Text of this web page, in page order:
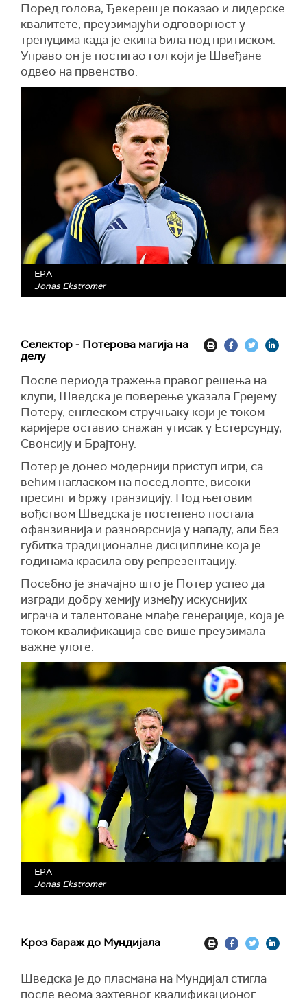
Поред голова, Ђекереш је показао и лидерске
квалитете, преузимајући одговорност у
тренуцима када је екипа била под притиском.
Управо он је постигао гол који је Швеђане
одвео на првенство.
EPA
Jonas Ekstromer
Селектор - Потерова магија на
делу
После периода тражења правог решења на
клупи, Шведска је поверење указала Грејему
Потеру, енглеском стручњаку који је током
каријере оставио снажан утисак у Естерсунду,
Свонсију и Брајтону.
Потер је донео модернији приступ игри, са
већим нагласком на посед лопте, високи
пресинг и бржу транзицију. Под његовим
вођством Шведска је постепено постала
офанзивнија и разноврснија у нападу, али без
губитка традиционалне дисциплине која је
годинама красила ову репрезентацију.
Посебно је значајно што је Потер успео да
изгради добру хемију између искуснијих
играча и талентоване млађе генерације, која је
током квалификација све више преузимала
важне улоге.
EPA
Jonas Ekstromer
Кроз бараж до Мундијала
Шведска је до пласмана на Мундијал стигла
после веома захтевног квалификационог